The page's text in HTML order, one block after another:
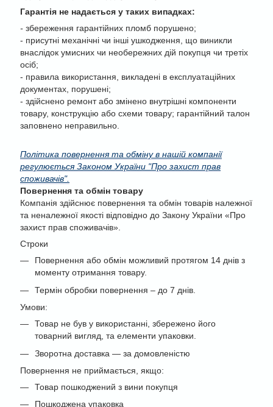
Гарантія не надається у таких випадках:
- збереження гарантійних пломб порушено;
- присутні механічні чи інші ушкодження, що виникли
внаслідок умисних чи необережних дій покупця чи третіх
осіб;
- правила використання, викладені в експлуатаційних
документах, порушені;
- здійснено ремонт або змінено внутрішні компоненти
товару, конструкцію або схеми товару; гарантійний талон
заповнено неправильно.
Політика повернення та обміну в нашій компанії
регулюється Законом України "Про захист прав
споживачів".
Повернення та обмін товару
Компанія здійснює повернення та обмін товарів належної
та неналежної якості відповідно до Закону України «Про
захист прав споживачів».
Строки
Повернення або обмін можливий протягом 14 днів з
моменту отримання товару.
Термін обробки повернення – до 7 днів.
Умови:
Товар не був у використанні, збережено його
товарний вигляд, та елементи упаковки.
Зворотна доставка — за домовленістю
Повернення не приймається, якщо:
Товар пошкоджений з вини покупця
Пошкоджена упаковка